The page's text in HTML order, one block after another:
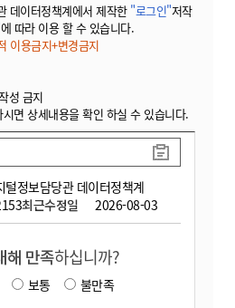
데이터정책계에서 제작한 "로그인"저작
에 따라 이용 할 수 있습니다.
이용금지+변경금지
성 금지
면 상세내용을 확인 하실 수 있습니다.
털정보담당관 데이터정책계
최근수정일 2026-08-03
해 만족하십니까?
보통
불만족